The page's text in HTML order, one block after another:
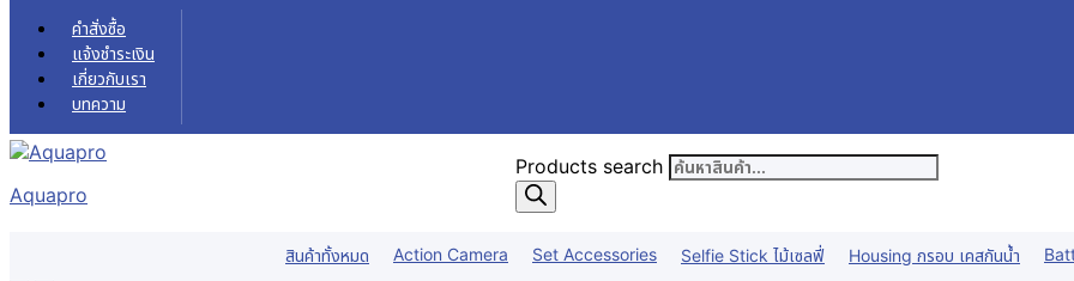
Skip to content
คำสั่งซื้อ
แจ้งชำระเงิน
เกี่ยวกับเรา
บทความ
Aquapro
Products search
สินค้าทั้งหมด Action Camera Set Accessories Selfie Stick ไม้เซลฟี่ Housing กรอบ เคสกันน้ำ